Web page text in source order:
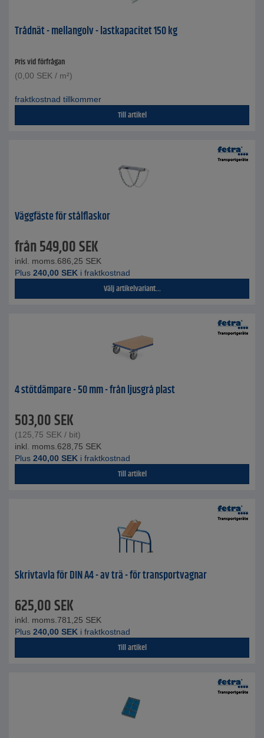
Trådnät - mellangolv - lastkapacitet 150 kg
Pris vid förfrågan
(0,00 SEK / m²)
fraktkostnad tillkommer
Till artikel
Väggfäste för stålflaskor
från549,00SEK
inkl. moms. 686,25 SEK
Plus 240,00 SEK i fraktkostnad
Välj artikelvariant...
4 stötdämpare - 50 mm - från ljusgrå plast
503,00SEK
(125,75 SEK / bit)
inkl. moms. 628,75 SEK
Plus 240,00 SEK i fraktkostnad
Till artikel
Skrivtavla för DIN A4 - av trä - för transportvagnar
625,00SEK
inkl. moms. 781,25 SEK
Plus 240,00 SEK i fraktkostnad
Till artikel